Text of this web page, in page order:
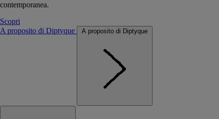
contemporanea.
Scopri
A proposito di Diptyque
A proposito di Diptyque